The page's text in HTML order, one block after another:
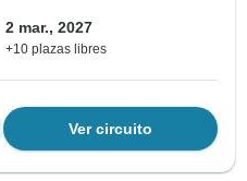
2 mar., 2027
+10 plazas libres
Ver circuito